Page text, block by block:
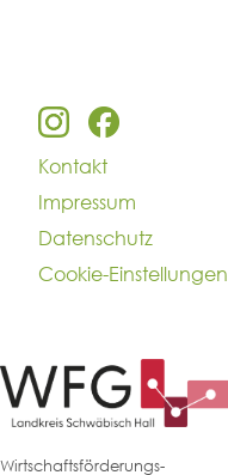
Kontakt
Impressum
Datenschutz
Cookie-Einstellungen
Wirtschaftsförderungs-